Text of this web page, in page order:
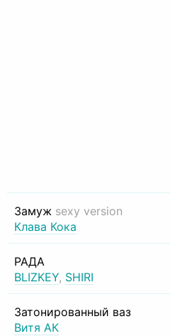
Замуж sexy version
Клава Кока
РАДА
BLIZKEY, SHIRI
Затонированный ваз
Витя АК